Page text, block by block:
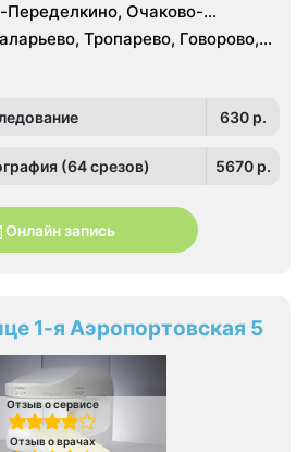
Переделкино, Очаково-
Вернадского, Солнцево,
Тропарево, Говорово,
Филатов Луг, Боровское
630 p.
(64 срезов) 5670 p.
Онлайн запись
1-я Аэропортовская 5
Отзыв о сервисе
Отзыв о врачах